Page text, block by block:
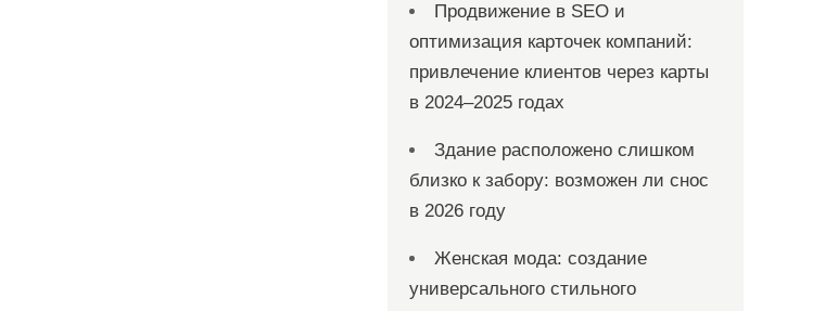
Продвижение в SEO и
оптимизация карточек компаний:
привлечение клиентов через карты
в 2024–2025 годах
Здание расположено слишком
близко к забору: возможен ли снос
в 2026 году
Женская мода: создание
универсального стильного